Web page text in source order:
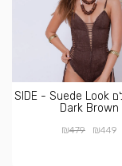
בגד ים שלם SIDE - Suede Look
Dark Brown
₪449
₪479